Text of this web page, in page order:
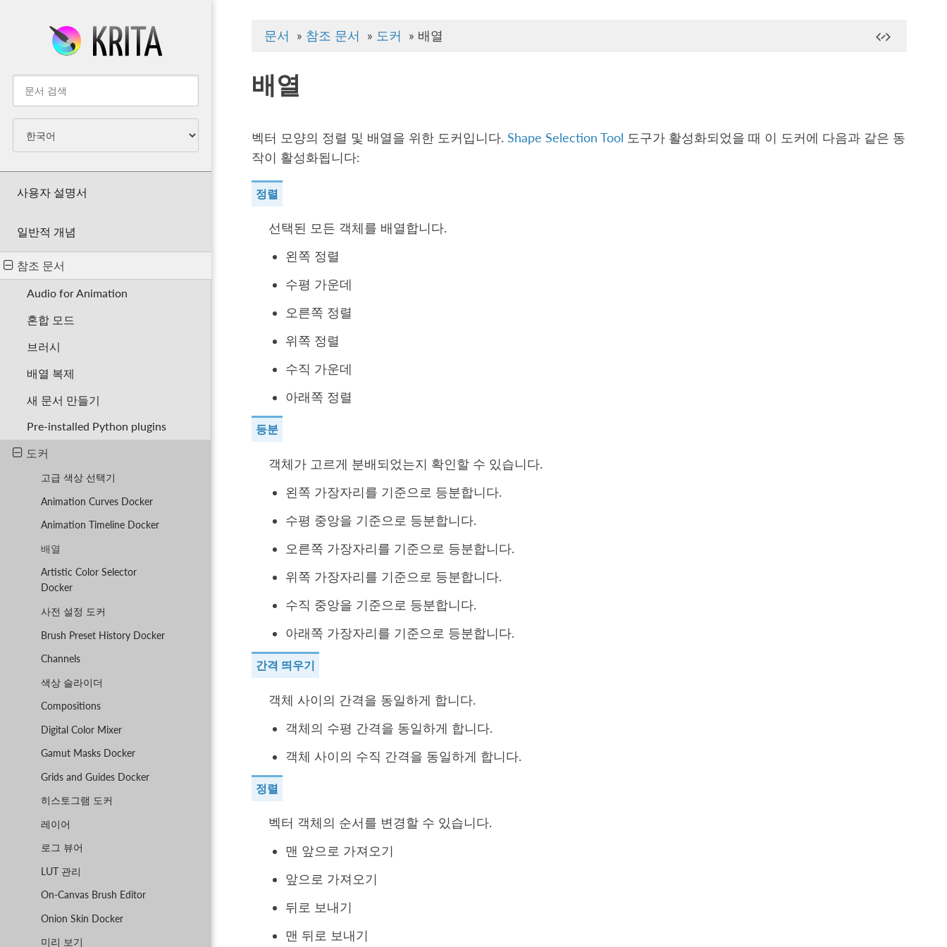
사용자 설명서
일반적 개념
참조 문서
Audio for Animation
혼합 모드
브러시
배열 복제
새 문서 만들기
Pre-installed Python plugins
도커
고급 색상 선택기
Animation Curves Docker
Animation Timeline Docker
배열
Artistic Color Selector
Docker
사전 설정 도커
Brush Preset History Docker
Channels
색상 슬라이더
Compositions
Digital Color Mixer
Gamut Masks Docker
Grids and Guides Docker
히스토그램 도커
레이어
로그 뷰어
LUT 관리
On-Canvas Brush Editor
Onion Skin Docker
미리 보기
문서 » 참조 문서 » 도커 » 배열
배열
벡터 모양의 정렬 및 배열을 위한 도커입니다. Shape Selection Tool 도구가 활성화되었을 때 이 도커에 다음과 같은 동
작이 활성화됩니다:
정렬
선택된 모든 객체를 배열합니다.
왼쪽 정렬
수평 가운데
오른쪽 정렬
위쪽 정렬
수직 가운데
아래쪽 정렬
등분
객체가 고르게 분배되었는지 확인할 수 있습니다.
왼쪽 가장자리를 기준으로 등분합니다.
수평 중앙을 기준으로 등분합니다.
오른쪽 가장자리를 기준으로 등분합니다.
위쪽 가장자리를 기준으로 등분합니다.
수직 중앙을 기준으로 등분합니다.
아래쪽 가장자리를 기준으로 등분합니다.
간격 띄우기
객체 사이의 간격을 동일하게 합니다.
객체의 수평 간격을 동일하게 합니다.
객체 사이의 수직 간격을 동일하게 합니다.
정렬
벡터 객체의 순서를 변경할 수 있습니다.
맨 앞으로 가져오기
앞으로 가져오기
뒤로 보내기
맨 뒤로 보내기